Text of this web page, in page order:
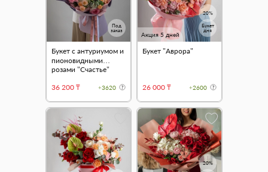
Под
заказ
Букет с антуриумом и
пионовидными
розами "Счастье"
36 200 ₸
+3620
Акция 5 дней
20%
Букет
дня
Букет "Аврора"
26 000 ₸ +2600
20%